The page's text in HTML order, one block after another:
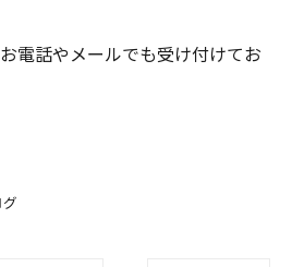
電話やメールでも受け付けてお